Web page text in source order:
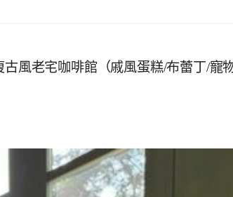
古風老宅咖啡館（戚風蛋糕/布蕾丁/寵